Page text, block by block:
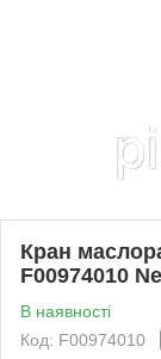
Кран
F00974010
В наявності
Код: F00974010